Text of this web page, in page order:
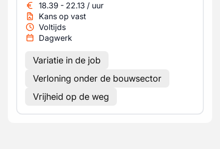
18.39 - 22.13 / uur
Kans op vast
Voltijds
Dagwerk
Variatie in de job
Verloning onder de bouwsector
Vrijheid op de weg